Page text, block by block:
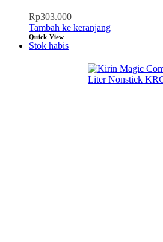
Rp303.000
Tambah ke keranjang
Quick View
Stok habis